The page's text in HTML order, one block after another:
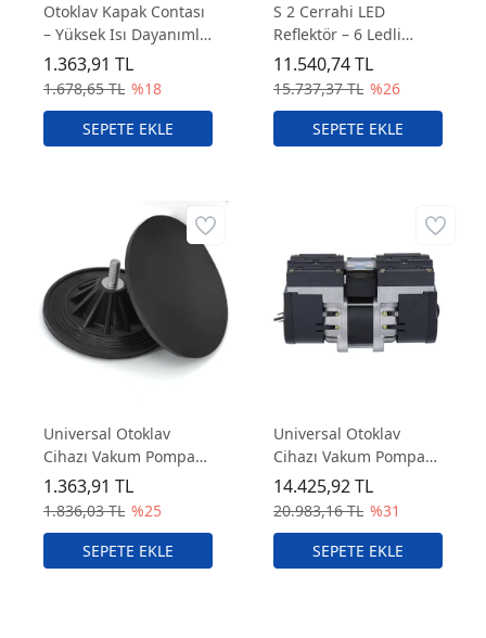
Otoklav Kapak Contası
– Yüksek Isı Dayanımlı
Sızdırmazlık Contası
1.678,65 TL %18
1.363,91 TL
S 2 Cerrahi LED
Reflektör – 6 Ledli
Dental Cerrahi
Reflektör
15.737,37 TL %26
11.540,74 TL
Universal Otoklav
Cihazı Vakum Pompası
Diyaframı Yedek Parça
1.836,03 TL %25
1.363,91 TL
Universal Otoklav
Cihazı Vakum Pompası
Sterilizasyon Yedek
Parça
20.983,16 TL %31
14.425,92 TL